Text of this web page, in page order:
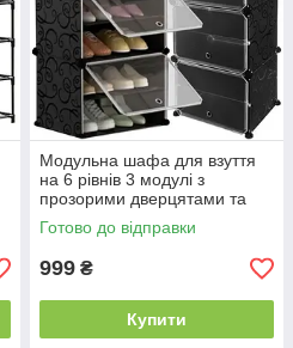
Модульна шафа для взуття
на 6 рівнів 3 модулі з
прозорими дверцятами та
вішалкою пластиковий
органайзер
Готово до відправки
999 ₴
Купити